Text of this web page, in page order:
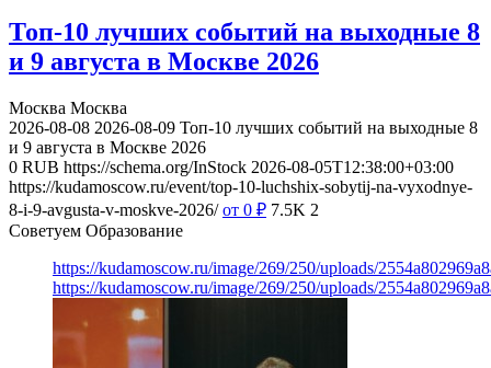
Топ-10 лучших событий на выходные 8
и 9 августа в Москве 2026
Москва Москва
2026-08-08 2026-08-09 Топ-10 лучших событий на выходные 8
и 9 августа в Москве 2026
0 RUB https://schema.org/InStock 2026-08-05T12:38:00+03:00
https://kudamoscow.ru/event/top-10-luchshix-sobytij-na-vyxodnye-
8-i-9-avgusta-v-moskve-2026/ от 0 ₽ 7.5K 2
Советуем Образование
https://kudamoscow.ru/image/269/250/uploads/
https://kudamoscow.ru/image/269/250/uploads/